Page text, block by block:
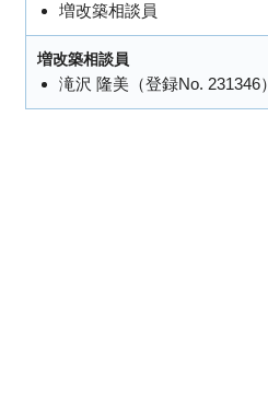
増改築相談員
増改築相談員
滝沢 隆美（登録No. 231346）